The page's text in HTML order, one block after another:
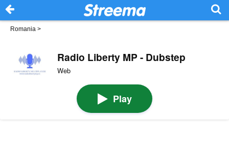
Romania >
Radio Liberty MP - Dubstep
Web
Play